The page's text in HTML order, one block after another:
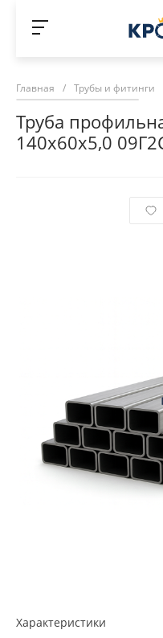
Главная / Трубы и фитинги
Труба
140х60х5,0
Характеристики